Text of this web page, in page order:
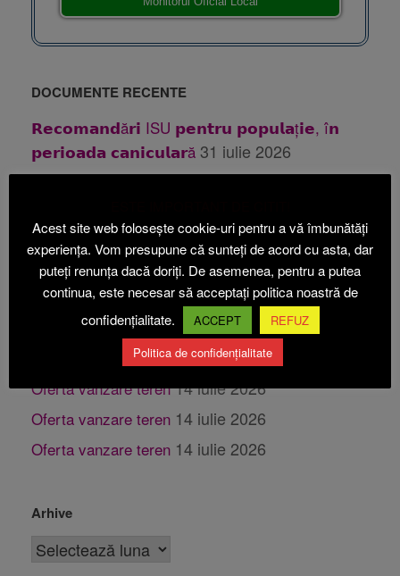
DOCUMENTE RECENTE
𝗥𝗲𝗰𝗼𝗺𝗮𝗻𝗱ă𝗿𝗶 ISU 𝗽𝗲𝗻𝘁𝗿𝘂 𝗽𝗼𝗽𝘂𝗹𝗮ț𝗶𝗲, î𝗻
𝗽𝗲𝗿𝗶𝗼𝗮𝗱𝗮 𝗰𝗮𝗻𝗶𝗰𝘂𝗹𝗮𝗿ă 31 iulie 2026
Publicatie casatorie 31 iulie 2026
Anunt PUZ Etapa 1 Beica 24 iulie 2026
Anunt PUZ Etapa 2 ABI ECOACVACULTURA 24
iulie 2026
Oferta vanzare teren 14 iulie 2026
Oferta vanzare teren 14 iulie 2026
Oferta vanzare teren 14 iulie 2026
Oferta vanzare teren 14 iulie 2026
Oferta vanzare teren 14 iulie 2026
Arhive
Acest site web folosește cookie-uri pentru a vă îmbunătăți
experiența. Vom presupune că sunteți de acord cu asta, dar
puteți renunța dacă doriți. De asemenea, pentru a putea
continua, este necesar să acceptați politica noastră de
confidențialitate.
ACCEPT
REFUZ
Politica de confidențialitate